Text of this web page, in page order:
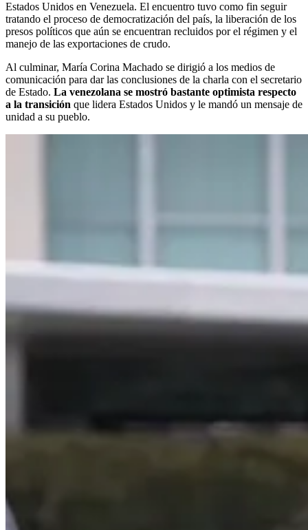
Estados Unidos en Venezuela. El encuentro tuvo como fin seguir
tratando el proceso de democratización del país, la liberación de los
presos políticos que aún se encuentran recluidos por el régimen y el
manejo de las exportaciones de crudo.
Al culminar, María Corina Machado se dirigió a los medios de
comunicación para dar las conclusiones de la charla con el secretario
de Estado. La venezolana se mostró bastante optimista respecto
a la transición que lidera Estados Unidos y le mandó un mensaje de
unidad a su pueblo.